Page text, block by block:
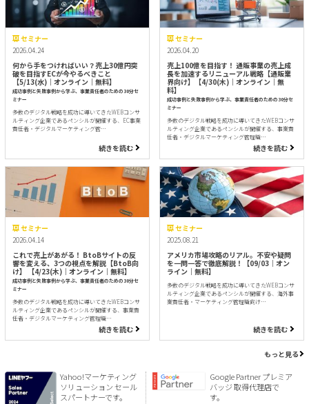
セミナー
2026.04.24
何から手をつければいい？売上30億円突
破を目指すECが今やるべきこと
【5/13(水)｜オンライン｜無料】
成功事例と失敗事例から学ぶ、事業責任者のための30分セ
ミナー
多数のデジタル戦略を成功に導いてきたWEBコンサ
ルティング企業であるペンシルが開催する、EC事業
責任者・デジタルマーケティング管…
続きを読む
セミナー
2026.04.20
売上100億を目指す！ 通販事業の売上成
長を加速するリニューアル戦略【通販業
界向け】【4/30(木)｜オンライン｜無
料】
成功事例と失敗事例から学ぶ、事業責任者のための30分セ
ミナー
多数のデジタル戦略を成功に導いてきたWEBコンサ
ルティング企業であるペンシルが開催する、事業責
任者・デジタルマーケティング管理職…
続きを読む
セミナー
2026.04.14
これで売上があがる！ BtoBサイトの反
響を変える、3つの視点を解説【BtoB向
け】 【4/23(木)｜オンライン｜無料】
成功事例と失敗事例から学ぶ、事業責任者のための30分セ
ミナー
多数のデジタル戦略を成功に導いてきたWEBコンサ
ルティング企業であるペンシルが開催する、事業責
任者・デジタルマーケティング管理職…
続きを読む
セミナー
2025.08.21
アメリカ市場攻略のリアル。不安や疑問
を一問一答で徹底解説！【09/03｜オン
ライン｜無料】
多数のデジタル戦略を成功に導いてきたWEBコンサ
ルティング企業であるペンシルが開催する、海外事
業責任者・マーケティング管理職向け…
続きを読む
もっと見る
Yahoo!マーケティング
ソリューション セール
スパートナーです。
Google Partner プレミア
バッジ 取得代理店で
す。